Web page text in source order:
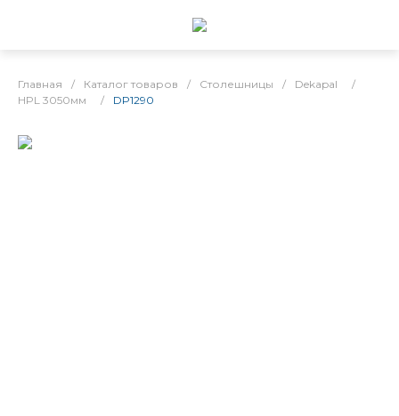
Главная / Каталог товаров / Столешницы / Dekapal
/
HPL 3050мм
/ DP1290